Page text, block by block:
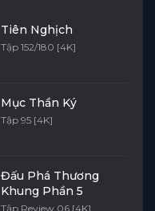
Tiên Nghịch
Tập 152/180 [4K]
Mục Thần Ký
Tập 95 [4K]
Đấu Phá Thương
Khung Phần 5
Tập Review 06 [4K]